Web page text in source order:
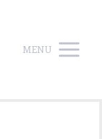
MENU